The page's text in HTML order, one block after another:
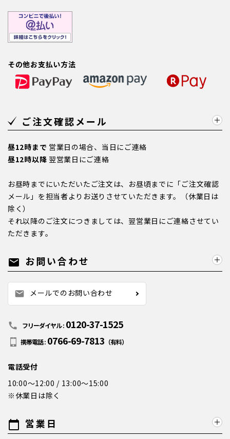
その他お支払い方法
ご注文確認メール
昼12時まで 営業日の場合、当日にご連絡
昼12時以降 翌営業日にご連絡
お昼時までにいただいたご注文は、お昼頃までに「ご注文確認
メール」を担当者よりお送りさせていただきます。（休業日は
除く）
それ以降のご注文につきましては、翌営業日にご連絡させてい
ただきます。
mail お問い合わせ
mail メールでのお問い合わせ
call フリーダイヤル : 0120-37-1525
携帯電話 : 0766-69-7813 （有料）
電話受付
10:00～12:00 / 13:00～15:00
※休業日は除く
calendar_today 営業日